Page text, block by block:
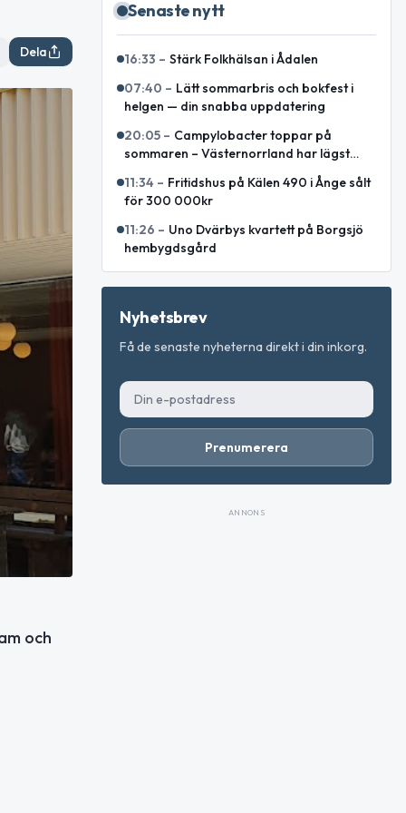
Dela
och
Senaste nytt
16:33 – Stärk Folkhälsan i Ådalen
07:40 – Lätt sommarbris och bokfest i
helgen — din snabba uppdatering
20:05 – Campylobacter toppar på
sommaren – Västernorrland har lägst
11:34 – Fritidshus på Kälen 490 i Ånge sålt
för 300 000kr
11:26 – Uno Dvärbys kvartett på Borgsjö
hembygdsgård
Nyhetsbrev
Få de senaste nyheterna direkt i din inkorg.
Prenumerera
ANNONS